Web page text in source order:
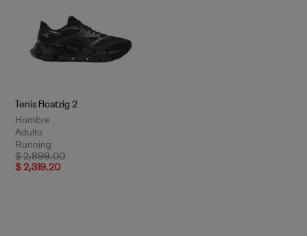
Tenis Floatzig 2
Hombre
Adulto
Running
Price reduced from
$ 2,899.00to
$ 2,319.20